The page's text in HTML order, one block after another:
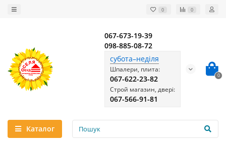
0 0
067-673-19-39
098-885-08-72
субота–неділя
Шпалери, плита:
067-622-23-82
Строй магазин, двері:
067-566-91-81
0
Каталог